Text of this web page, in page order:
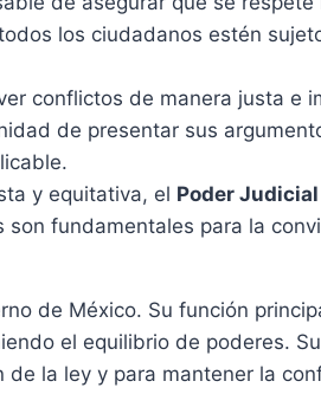
los ciudadanos estén
conflictos de manera justa e
de presentar sus
y equitativa, el Poder Judicial
fundamentales para la
de México. Su función
el equilibrio de poderes.
la ley y para mantener la